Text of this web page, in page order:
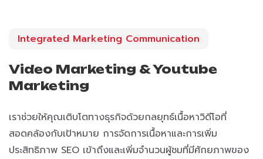
Integrated Marketing Communication
Video Marketing & Youtube
Marketing
เราช่วยให้คุณเติบโตทางธุรกิจด้วยกลยุทธ์เนื้อหาวิดีโอที่
สอดคล้องกับเป้าหมาย การจัดการเนื้อหาและการเพิ่ม
ประสิทธิภาพ SEO เข้าถึงและเพิ่มจำนวนผู้ชมที่มีศักยภาพของ